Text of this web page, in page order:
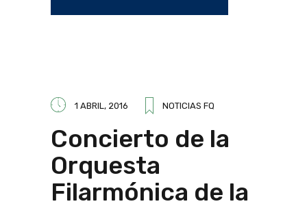
1 ABRIL, 2016 NOTICIAS FQ
Concierto de la
Orquesta
Filarmónica de la